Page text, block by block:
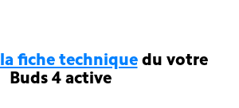
la fiche techniquedu votre
Buds 4 active